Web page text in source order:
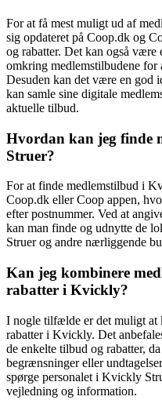
For at få mest muligt ud af
sig opdateret på Coop.dk og
og rabatter. Det kan også
omkring medlemstilbudene for
Desuden kan det være en god
kan samle sine digitale
aktuelle tilbud.
Hvordan kan jeg finde
Struer?
For at finde medlemstilbud i
Coop.dk eller Coop appen,
efter postnummer. Ved at
kan man finde og udnytte de
Struer og andre nærliggende
Kan jeg kombinere
rabatter i Kvickly?
I nogle tilfælde er det muligt at
rabatter i Kvickly. Det
de enkelte tilbud og rabatter,
begrænsninger eller
spørge personalet i Kvickly
vejledning og information.